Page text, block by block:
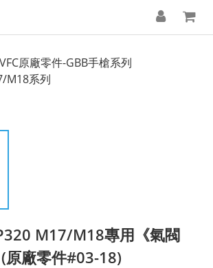
VFC原廠零件-GBB手槍系列
M18系列
M17/M18專用《氣閥
原廠零件#03-18)